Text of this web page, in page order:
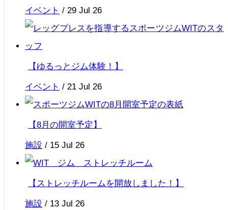
イベント / 29 Jul 26
【ゆるっとジム体験！】
イベント / 21 Jul 26
【8月の開室予定】
施設 / 15 Jul 26
【ストレッチルームを開放しました！】
施設 / 13 Jul 26